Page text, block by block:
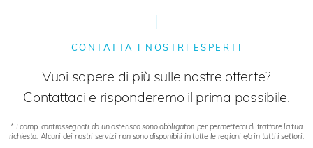
CONTATTA I NOSTRI ESPERTI
Vuoi sapere di più sulle nostre offerte?
Contattaci e risponderemo il prima possibile.
* I campi contrassegnati da un asterisco sono obbligatori per permetterci di trattare la tua
richiesta. Alcuni dei nostri servizi non sono disponibili in tutte le regioni e/o in tutti i settori.